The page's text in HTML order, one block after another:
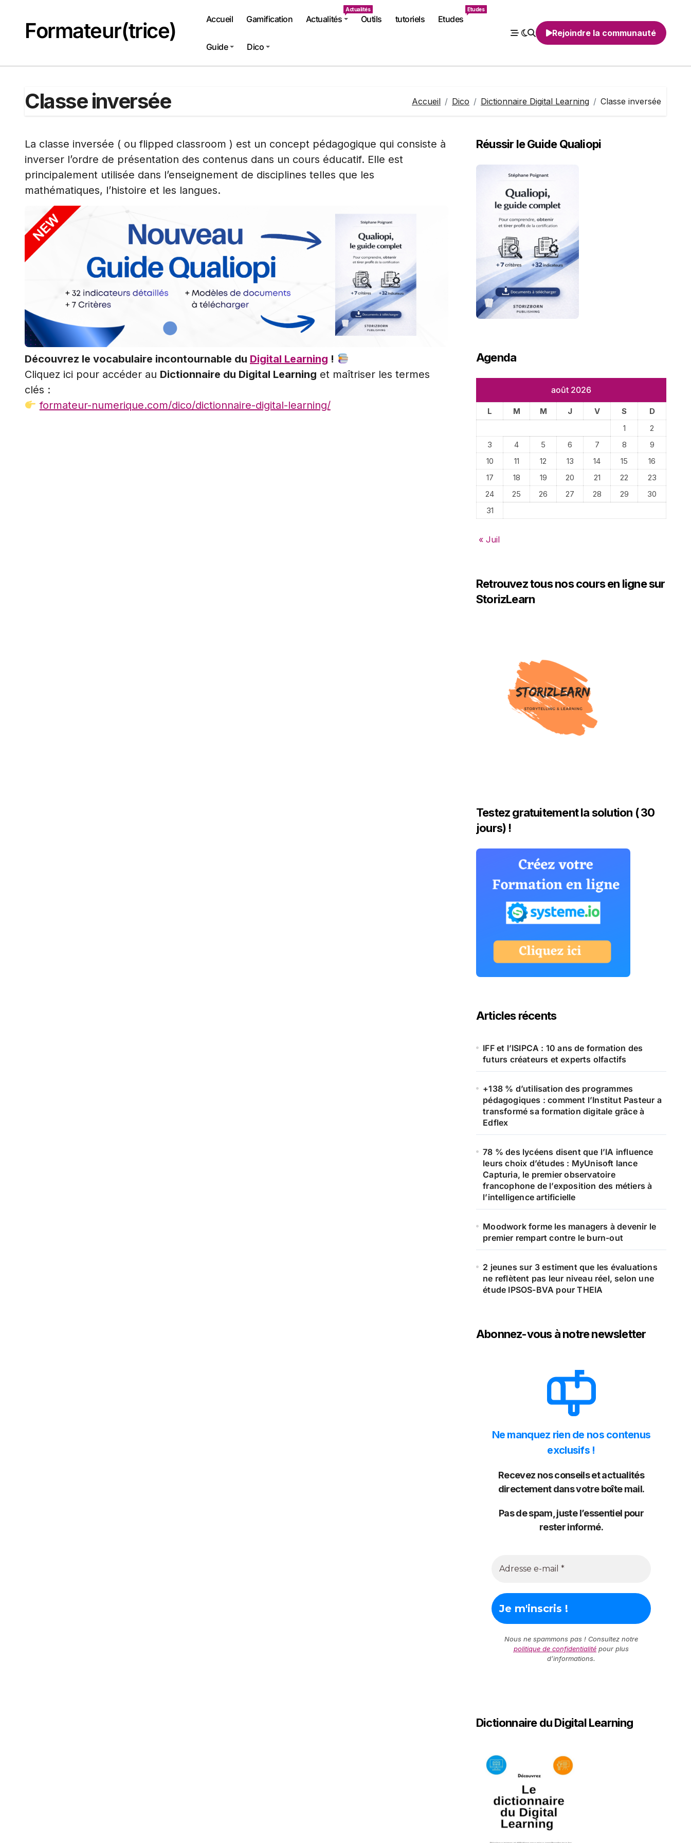
contenuFormateur(trice) Accueil Gamification Actualités
Actualités
Outils tutoriels Etudes
Etudes
Guide Dico
Rejoindre la communauté
Classe inversée Accueil Dico Dictionnaire Digital Learning Classe inversée
La classe inversée ( ou flipped classroom ) est un concept pédagogique qui consiste à
inverser l’ordre de présentation des contenus dans un cours éducatif. Elle est
principalement utilisée dans l’enseignement de disciplines telles que les
mathématiques, l’histoire et les langues.
Découvrez le vocabulaire incontournable du Digital Learning !
Cliquez ici pour accéder au Dictionnaire du Digital Learning et maîtriser les termes
clés :
formateur-numerique.com/dico/dictionnaire-digital-learning/
Réussir le Guide Qualiopi
Agenda
août 2026
L M M J V S
D
1
2
3
4 5 6 7 8
9
10
11 12 13 14 15
16
17
18 19 20 21 22
23
24
25 26 27 28 29
30
31
« Juil
Retrouvez tous nos cours en ligne sur
StorizLearn
Testez gratuitement la solution ( 30
jours) !
Articles récents
IFF et l’ISIPCA : 10 ans de formation des
futurs créateurs et experts olfactifs
+138 % d’utilisation des programmes
pédagogiques : comment l’Institut Pasteur a
transformé sa formation digitale grâce à
Edflex
78 % des lycéens disent que l’IA influence
leurs choix d’études : MyUnisoft lance
Capturia, le premier observatoire
francophone de l’exposition des métiers à
l’intelligence artificielle
Moodwork forme les managers à devenir le
premier rempart contre le burn-out
2 jeunes sur 3 estiment que les évaluations
ne reflètent pas leur niveau réel, selon une
étude IPSOS-BVA pour THEIA
Abonnez-vous à notre newsletter
Ne manquez rien de nos contenus
exclusifs !
Recevez nos conseils et actualités
directement dans votre boîte mail.
Pas de spam, juste l’essentiel pour
rester informé.
Nous ne spammons pas ! Consultez notre
politique de confidentialité pour plus
d’informations.
Dictionnaire du Digital Learning